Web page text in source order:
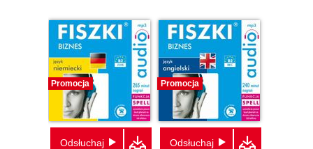
Promocja
Odsłuchaj
Promocja
Odsłuchaj